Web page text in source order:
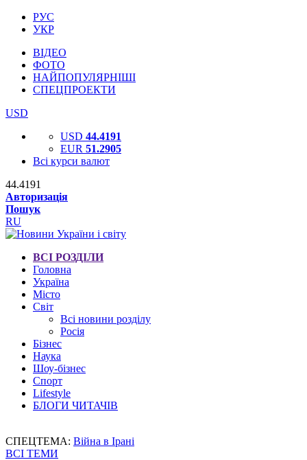
РУС
УКР
ВІДЕО
ФОТО
НАЙПОПУЛЯРНІШІ
СПЕЦПРОЕКТИ
USD
USD 44.4191
EUR 51.2905
Всі курси валют
44.4191
Авторизація
Пошук
RU
ВСІ РОЗДІЛИ
Головна
Україна
Місто
Світ
Всі новини розділу
Росія
Бізнес
Наука
Шоу-бізнес
Спорт
Lifestyle
БЛОГИ ЧИТАЧІВ
СПЕЦТЕМА: Війна в Ірані
ВСІ ТЕМИ